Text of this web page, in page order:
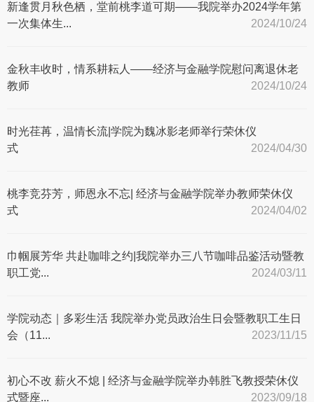
新逢贯月秋色栖，堂前桃李道可期——我院举办2024学年第
一次集体生...
2024/10/24
金秋丰收时，情系耕耘人——经济与金融学院慰问离退休老
教师
2024/10/24
时光荏苒，温情长流|学院为魏冰影老师举行荣休仪
式
2024/04/30
桃李竞芬芳，师恩永不忘| 经济与金融学院举办教师荣休仪
式
2024/04/02
巾帼展芳华 共赴咖啡之约|我院举办三八节咖啡品鉴活动暨教
职工党...
2024/03/11
学院动态｜多彩生活 我院举办党员政治生日会暨教职工生日
会（11...
2023/11/15
初心不改 薪火不熄 | 经济与金融学院举办韩胜飞教授荣休仪
式暨座...
2023/09/18